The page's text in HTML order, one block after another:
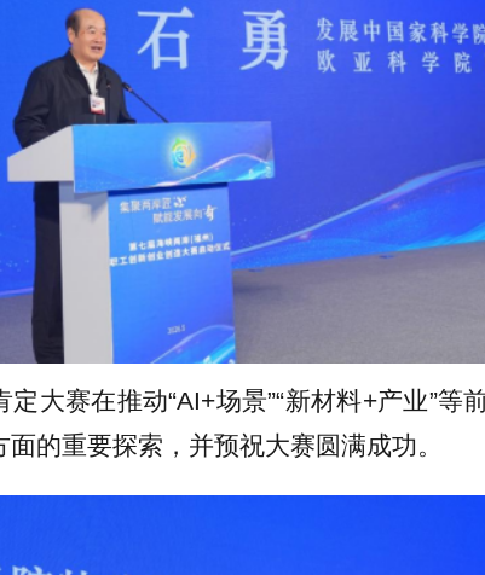
大赛在推动“AI+场景”“新材料+产业”等
的重要探索，并预祝大赛圆满成功。